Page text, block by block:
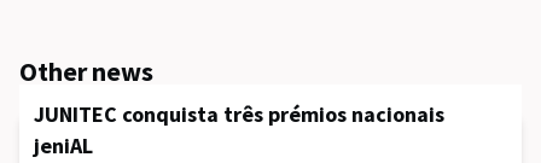
Other news
JUNITEC conquista três prémios nacionais
jeniAL